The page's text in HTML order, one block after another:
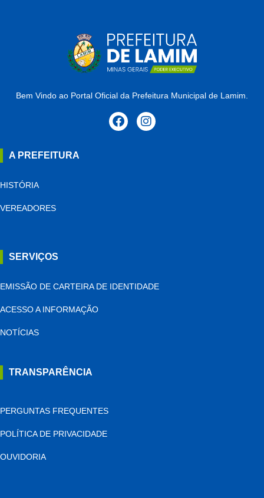
Bem Vindo ao Portal Oficial da Prefeitura Municipal de Lamim.
A PREFEITURA
HISTÓRIA
VEREADORES
SERVIÇOS
EMISSÃO DE CARTEIRA DE IDENTIDADE
ACESSO A INFORMAÇÃO
NOTÍCIAS
TRANSPARÊNCIA
PERGUNTAS FREQUENTES
POLÍTICA DE PRIVACIDADE
OUVIDORIA